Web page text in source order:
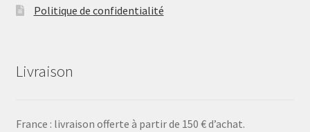
Politique de confidentialité
Livraison
France : livraison offerte à partir de 150 € d’achat.